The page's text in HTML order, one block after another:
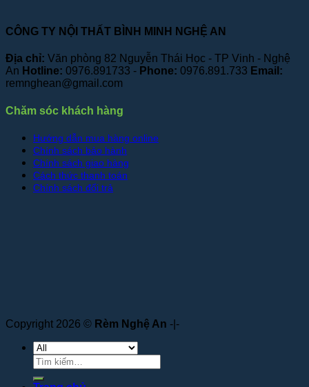
CÔNG TY NỘI THẤT BÌNH MINH NGHỆ AN
Địa chỉ: Văn phòng 82 Nguyễn Thái Học - TP Vinh - Nghệ
An Hotline: 0976.891733 - Phone: 0976.891.733 Email:
remnghean@gmail.com
Chăm sóc khách hàng
Hướng dẫn mua hàng online
Chính sách bảo hành
Chính sách giao hàng
Cách thức thanh toán
Chính sách đổi trả
Copyright 2026 © Rèm Nghệ An -|-
Tìm
kiếm: